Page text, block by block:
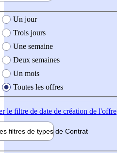
création de l'offre
Un jour
Trois jours
Une semaine
Deux semaines
Un mois
Toutes les offres
le filtre de date de création de l'offre
filtres de types de Contrat